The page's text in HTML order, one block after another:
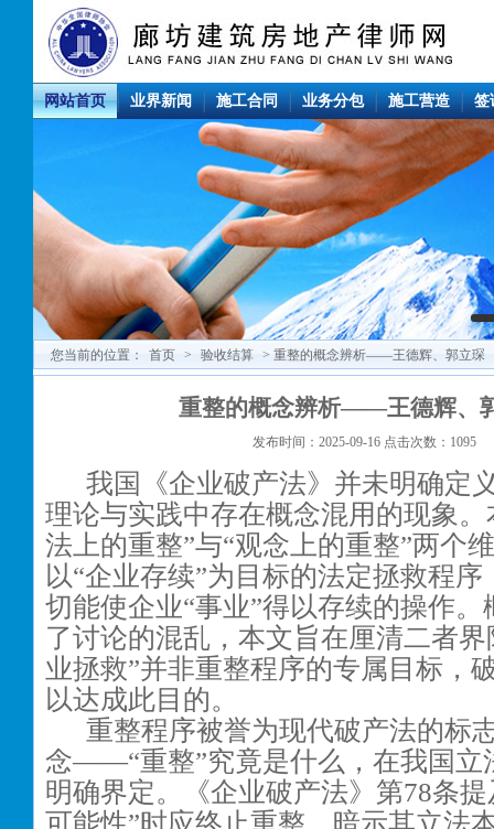
网站首页 业界新闻 施工合同 业务分包 施工营造 签
您当前的位置： 首页 > 验收结算 > 重整的概念辨析——王德辉、郭立琛
重整的概念辨析——王德辉、
发布时间：2025-09-16 点击次数：1095
我国《企业破产法》并未明确定
理论与实践中存在概念混用的现象。
法上的重整”与“观念上的重整”两个
以“企业存续”为目标的法定拯救程
切能使企业“事业”得以存续的操作
了讨论的混乱，本文旨在厘清二者
业拯救”并非重整程序的专属目标，
以达成此目的。
重整程序被誉为现代破产法的标
念——“重整”究竟是什么，在我国立
明确界定。《企业破产法》第78条
可能性”时应终止重整，暗示其立法